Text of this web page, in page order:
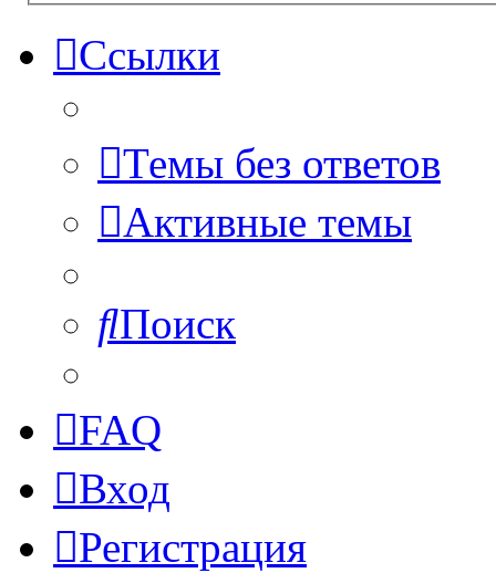
Ссылки
Темы без ответов
Активные темы
Поиск
FAQ
Вход
Регистрация